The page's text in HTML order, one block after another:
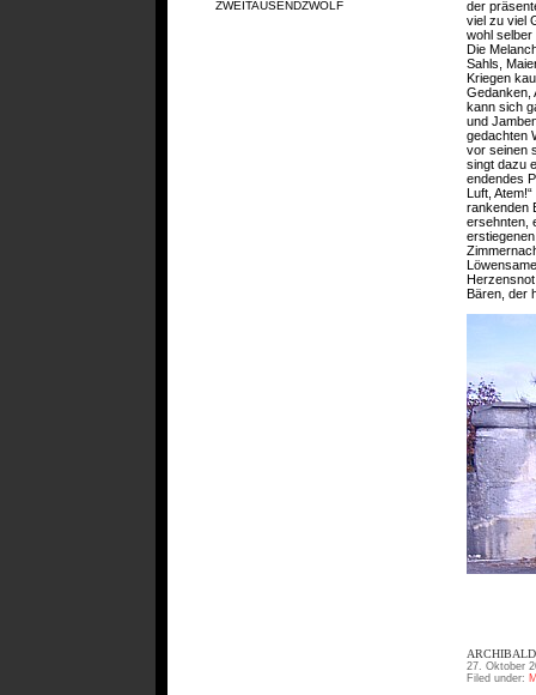
ZWEITAUSENDZWÖLF
der
viel zu viel
wohl selber
Die
Sahls,
Kriegen
Gedanken,
kann sich
und
gedachten
vor seinen
singt dazu
endendes
Luft,
rankenden
ersehnten,
Bären, der
27. Oktober
Filed under: